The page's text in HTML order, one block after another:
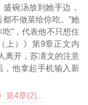
碗汤放到她手边，
不做菜给你吃。”她
”，代表他不只想住
上）》第9章正文内
离开，苏凊文的注意
，他拿起手机输入新
第4章(2)..